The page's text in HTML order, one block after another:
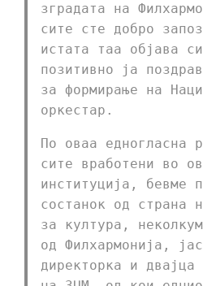
зградата на
сите сте добро
истата таа објава
позитивно ја
за формирање на
оркестар.
По оваа едногласна
сите вработени во
институција, бевме
состанок од страна
за култура,
од Филхармонија,
директорка и двајца